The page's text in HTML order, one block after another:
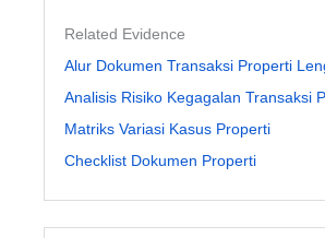
Related Evidence
Alur Dokumen Transaksi Properti
Analisis Risiko Kegagalan Transaksi
Matriks Variasi Kasus Properti
Checklist Dokumen Properti